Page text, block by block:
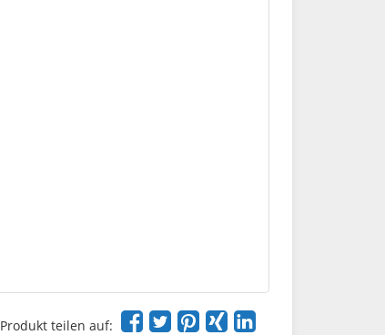
Produkt teilen auf: